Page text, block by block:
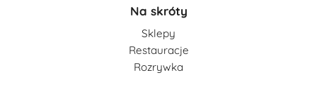
Na skróty
Sklepy
Restauracje
Rozrywka